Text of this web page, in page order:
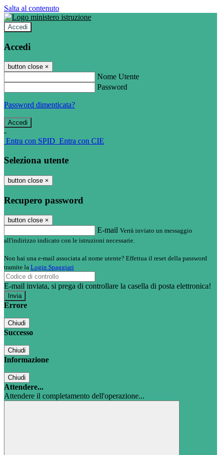
Salta al contenuto
Accedi
Accedi
button close ×
Nome Utente
Password
Password dimenticata?
-
Entra con SPID Entra con CIE
Seleziona utente
button close ×
Recupero password
button close ×
E-mail Verrà inviato un messaggio
all'indirizzo indicato con le istruzioni necessarie.
Non hai una e-mail associata al nome utente? Effettua il reset della password
tramite la Login Spaggiari
E-mail inviata, si prega di controllare la casella di posta elettronica!
Errore
Chiudi
Successo
Chiudi
Informazione
Chiudi
Attendere...
Attendere il completamento dell'operazione...